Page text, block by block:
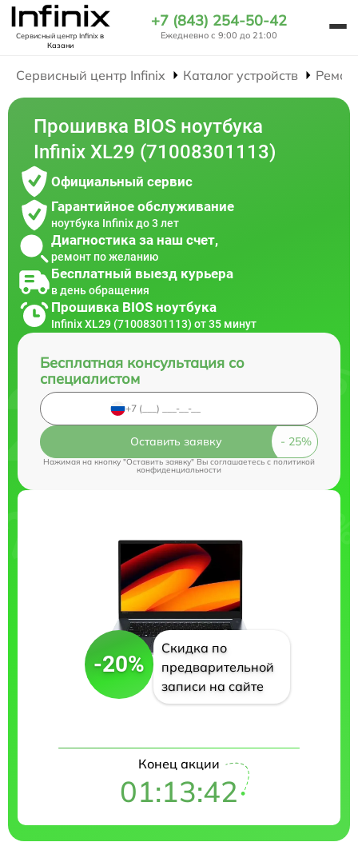
Сервисный центр Infinixв
Казани
+7 (843) 254-50-42
Ежедневно с 9:00 до 21:00
Сервисный центр Infinix Каталог устройств
Прошивка BIOS ноутбука
Infinix XL29 (71008301113)
Официальный сервис
Гарантийное обслуживание
ноутбука Infinix до 3 лет
Диагностика за наш счет,
ремонт по желанию
Бесплатный выезд курьера
в день обращения
Прошивка BIOS ноутбука
Infinix XL29 (71008301113) от 35 минут
Бесплатная консультация со
специалистом
Оставить заявку
Нажимая на кнопку "Оставить заявку" Вы соглашаетесь cполитикой
конфиденциальности
-20%
Скидка по
предварительной
записи на сайте
Конец акции
01:13:41